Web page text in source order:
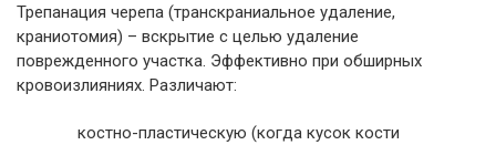
Трепанация черепа (транскраниальное удаление,
краниотомия) – вскрытие с целью удаление
поврежденного участка. Эффективно при обширных
кровоизлияниях. Различают:
костно-пластическую (когда кусок кости